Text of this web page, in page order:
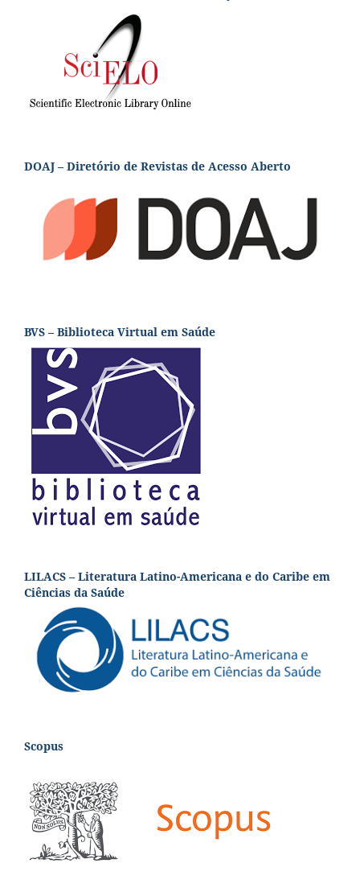
DOAJ – Diretório de Revistas de Acesso Aberto
BVS – Biblioteca Virtual em Saúde
LILACS – Literatura Latino-Americana e do Caribe em
Ciências da Saúde
Scopus